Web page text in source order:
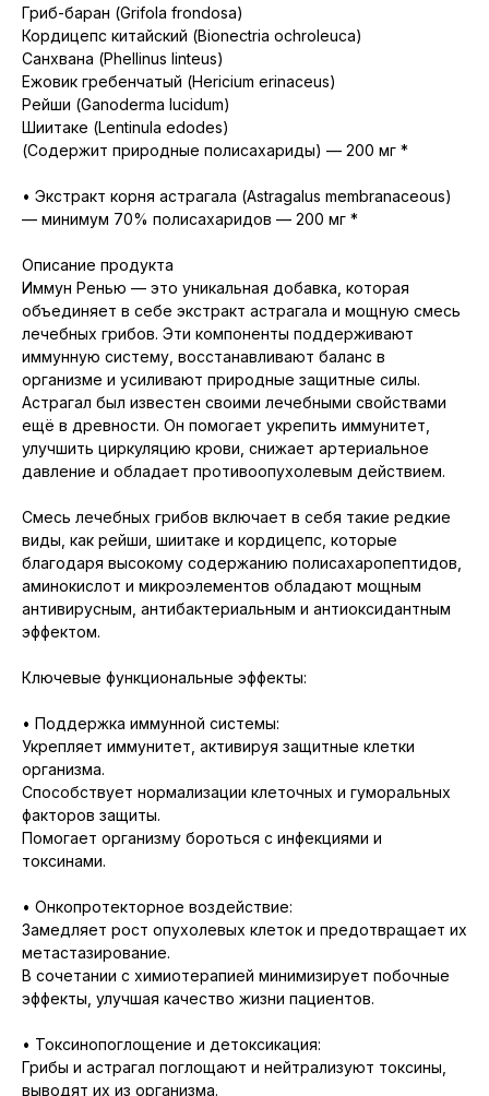
Гриб-баран (Grifola frondosa)
Кордицепс китайский (Bionectria ochroleuca)
Санхвана (Phellinus linteus)
Ежовик гребенчатый (Hericium erinaceus)
Рейши (Ganoderma lucidum)
Шиитаке (Lentinula edodes)
(Содержит природные полисахариды) — 200 мг *
• Экстракт корня астрагала (Astragalus membranaceous)
— минимум 70% полисахаридов — 200 мг *
Описание продукта
Иммун Ренью — это уникальная добавка, которая
объединяет в себе экстракт астрагала и мощную смесь
лечебных грибов. Эти компоненты поддерживают
иммунную систему, восстанавливают баланс в
организме и усиливают природные защитные силы.
Астрагал был известен своими лечебными свойствами
ещё в древности. Он помогает укрепить иммунитет,
улучшить циркуляцию крови, снижает артериальное
давление и обладает противоопухолевым действием.
Смесь лечебных грибов включает в себя такие редкие
виды, как рейши, шиитаке и кордицепс, которые
благодаря высокому содержанию полисахаропептидов,
аминокислот и микроэлементов обладают мощным
антивирусным, антибактериальным и антиоксидантным
эффектом.
Ключевые функциональные эффекты:
• Поддержка иммунной системы:
Укрепляет иммунитет, активируя защитные клетки
организма.
Способствует нормализации клеточных и гуморальных
факторов защиты.
Помогает организму бороться с инфекциями и
токсинами.
• Онкопротекторное воздействие:
Замедляет рост опухолевых клеток и предотвращает их
метастазирование.
В сочетании с химиотерапией минимизирует побочные
эффекты, улучшая качество жизни пациентов.
• Токсинопоглощение и детоксикация:
Грибы и астрагал поглощают и нейтрализуют токсины,
выводят их из организма.